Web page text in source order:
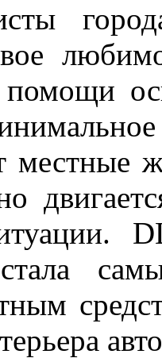
местные